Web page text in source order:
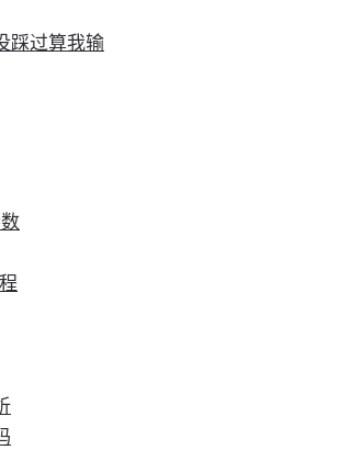
踩过算我输